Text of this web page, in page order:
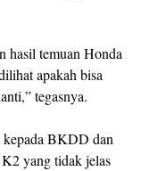
hasil temuan Honda
apakah bisa
tegasnya.
kepada BKDD dan
yang tidak jelas